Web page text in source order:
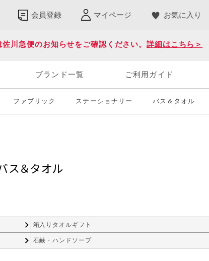
会員登録 マイページ お気に入り
佐川急便のお知らせをご確認ください。詳細はこちら＞
ブランド一覧 ご利用ガイド
ファブリック ステーショナリー バス＆タオル
ス＆タオル
箱入りタオルギフト
石鹸・ハンドソープ